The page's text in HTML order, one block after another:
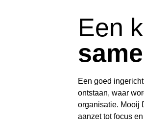
Een
Een goed
ontstaan, waar
organisatie. Mooij
aanzet tot focus